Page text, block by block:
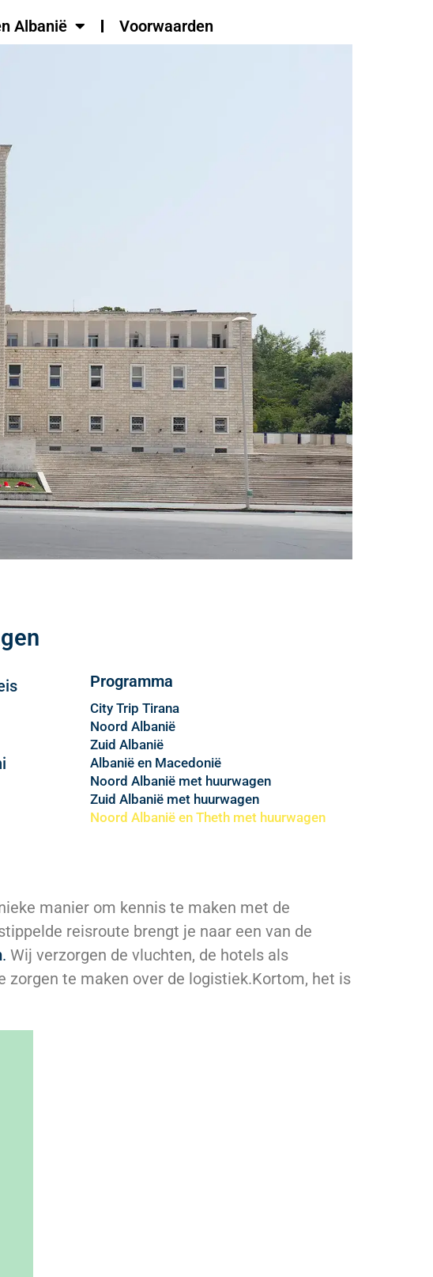
Albanië Voorwaarden
Programma
City Trip Tirana
Noord Albanië
Zuid Albanië
Albanië en Macedonië
Noord Albanië met huurwagen
Zuid Albanië met huurwagen
Noord Albanië en Theth met huurwagen
manier om kennis te maken met de
reisroute brengt je naar een van de
. Wij verzorgen de vluchten, de hotels als
zorgen te maken over de logistiek.Kortom, het is